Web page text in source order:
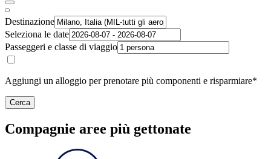
Destinazione
Seleziona le date
Passeggeri e classe di viaggio
Aggiungi un alloggio per prenotare più componenti e risparmiare*
Cerca
Compagnie aree più gettonate